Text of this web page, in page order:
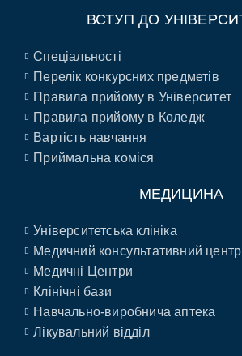
ВСТУП ДО
Спеціальності
Перелік конкурсних предметів
Правила прийому в Університет
Правила прийому в Коледж
Вартість навчання
Приймальна коміся
МЕДИЦИНА
Університетська клініка
Медичний консультативний центр
Медичні Центри
Клінічні бази
Навчально-виробнича аптека
Лікувальний відділ